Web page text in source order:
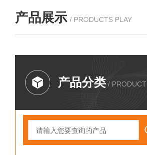
产品展示 / PRODUCTS PLAY
产品分类 / PRODUCT